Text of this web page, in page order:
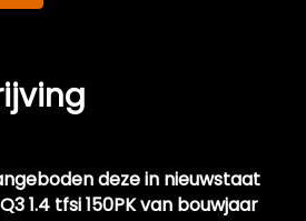
achter
deze in nieuwstaat
1.4 tfsi 150PK van bouwjaar